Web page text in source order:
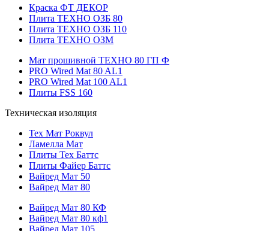
Краска ФТ ДЕКОР
Плита ТЕХНО ОЗБ 80
Плита ТЕХНО ОЗБ 110
Плита ТЕХНО ОЗМ
Мат прошивной ТЕХНО 80 ГП Ф
PRO Wired Mat 80 AL1
PRO Wired Mat 100 AL1
Плиты FSS 160
Техническая изоляция
Тех Мат Роквул
Ламелла Мат
Плиты Тех Баттс
Плиты Файер Баттс
Вайред Мат 50
Вайред Мат 80
Вайред Мат 80 КФ
Вайред Мат 80 кф1
Вайред Мат 105